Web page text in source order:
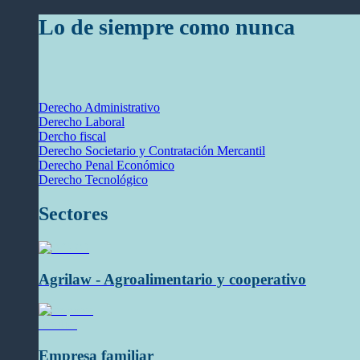
Lo de siempre como nunca
Derecho Administrativo
Derecho Laboral
Dercho fiscal
Derecho Societario y Contratación Mercantil
Derecho Penal Económico
Derecho Tecnológico
Sectores
Agrilaw - Agroalimentario y cooperativo
Empresa familiar